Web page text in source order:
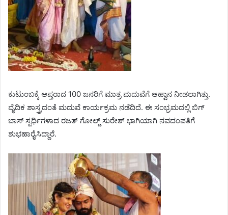
ಕುಟುಂಬಕ್ಕೆ ಆಪ್ತರಾದ 100 ಜನರಿಗೆ ಮಾತ್ರ ಮದುವೆಗೆ ಆಹ್ವಾನ ನೀಡಲಾಗಿತ್ತು.
ವೈದಿಕ ಶಾಸ್ತ್ರದಂತೆ ಮದುವೆ ಕಾರ್ಯಕ್ರಮ ನಡೆದಿದೆ. ಈ ಸಂಭ್ರಮದಲ್ಲಿ ಬಿಗ್
ಬಾಸ್ ಸ್ಪರ್ಧಿಗಳಾದ ರಜತ್ ಗೋಲ್ಡ್ ಸುರೇಶ್ ಭಾಗಿಯಾಗಿ ನವದಂಪತಿಗೆ
ಶುಭಹಾರೈಸಿದ್ದಾರೆ.